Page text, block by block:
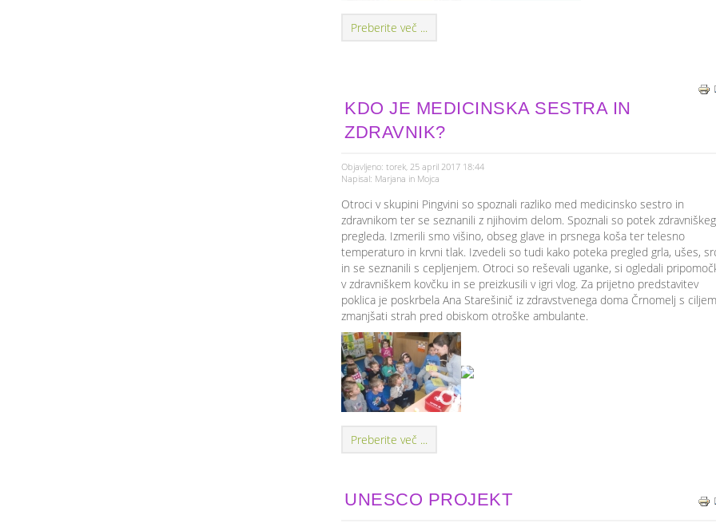
Preberite več ...
KDO JE MEDICINSKA SESTRA IN
ZDRAVNIK?
Objavljeno: torek, 25 april 2017 18:44
Napisal: Marjana in Mojca
Otroci v skupini Pingvini so spoznali razliko med medicinsko sestro in
zdravnikom ter se seznanili z njihovim delom. Spoznali so potek
pregleda. Izmerili smo višino, obseg glave in prsnega koša ter telesno
temperaturo in krvni tlak. Izvedeli so tudi kako poteka pregled grla, ušes,
in se seznanili s cepljenjem. Otroci so reševali uganke, si ogledali
v zdravniškem kovčku in se preizkusili v igri vlog. Za prijetno predstavitev
poklica je poskrbela Ana Starešinič iz zdravstvenega doma Črnomelj s ciljem
zmanjšati strah pred obiskom otroške ambulante.
Preberite več ...
UNESCO PROJEKT